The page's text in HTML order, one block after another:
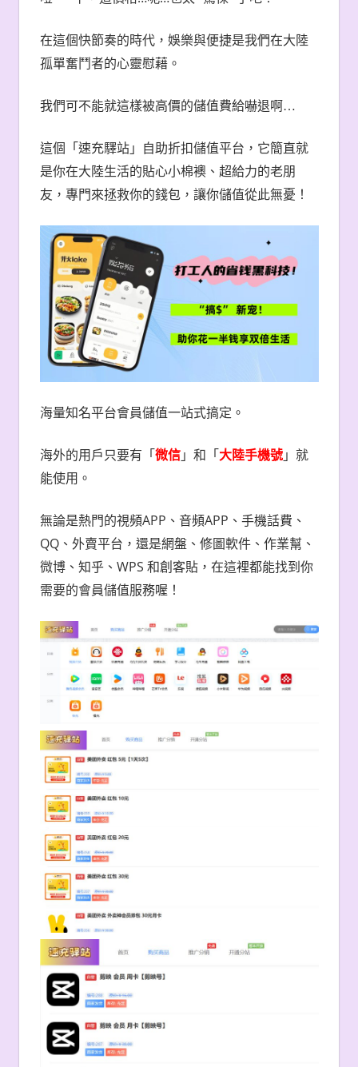
在這個快節奏的時代，娛樂與便捷是我們在大陸
孤單奮鬥者的心靈慰藉。
我們可不能就這樣被高價的儲值費給嚇退啊 …
這個「 速充驛站」自助折扣儲值平台，它簡直就
是你在大陸生活的貼心小棉襖、超給力的老朋
友，專門來拯救你的錢包，讓你儲值從此無憂！
海量知名平台會員儲值一站式搞定。
海外的用戶只要有 「 微信」 和 「 大陸手機號」 就
能使用。
無論是熱門的視頻APP 、音頻APP 、手機話費、
QQ、外賣平台 ，還是網盤、修圖軟件、作業幫、
微博、知乎、 WPS 和創客貼，在這裡都能找到你
需要的會員儲值服務喔！